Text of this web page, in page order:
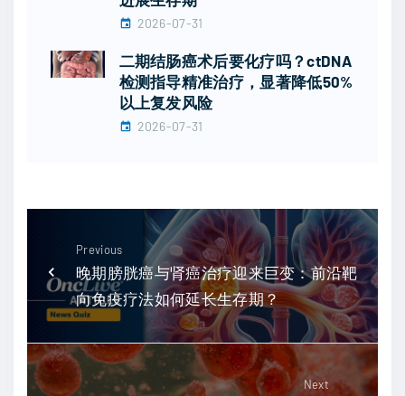
2026-07-31
二期结肠癌术后要化疗吗？ctDNA
检测指导精准治疗，显著降低50%
以上复发风险
2026-07-31
Previous
晚期膀胱癌与肾癌治疗迎来巨变：前沿靶
向免疫疗法如何延长生存期？
Next